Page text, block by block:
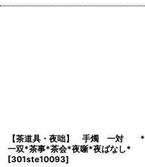
【茶道具・夜咄】 手燭 一対 *
一双*茶事*茶会*夜噺*夜ばなし*
[301ste10093]